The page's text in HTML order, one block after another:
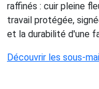
raffinés : cuir pleine
travail protégée,
et la durabilité d'une
Découvrir les sous-